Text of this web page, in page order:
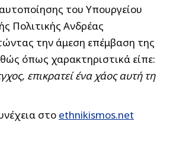
του Υπουργείου
Πολιτικής Ανδρέας
την άμεση επέμβαση της
όπως χαρακτηριστικά είπε:
επικρατεί ένα χάος αυτή τη
στο ethnikismos.net